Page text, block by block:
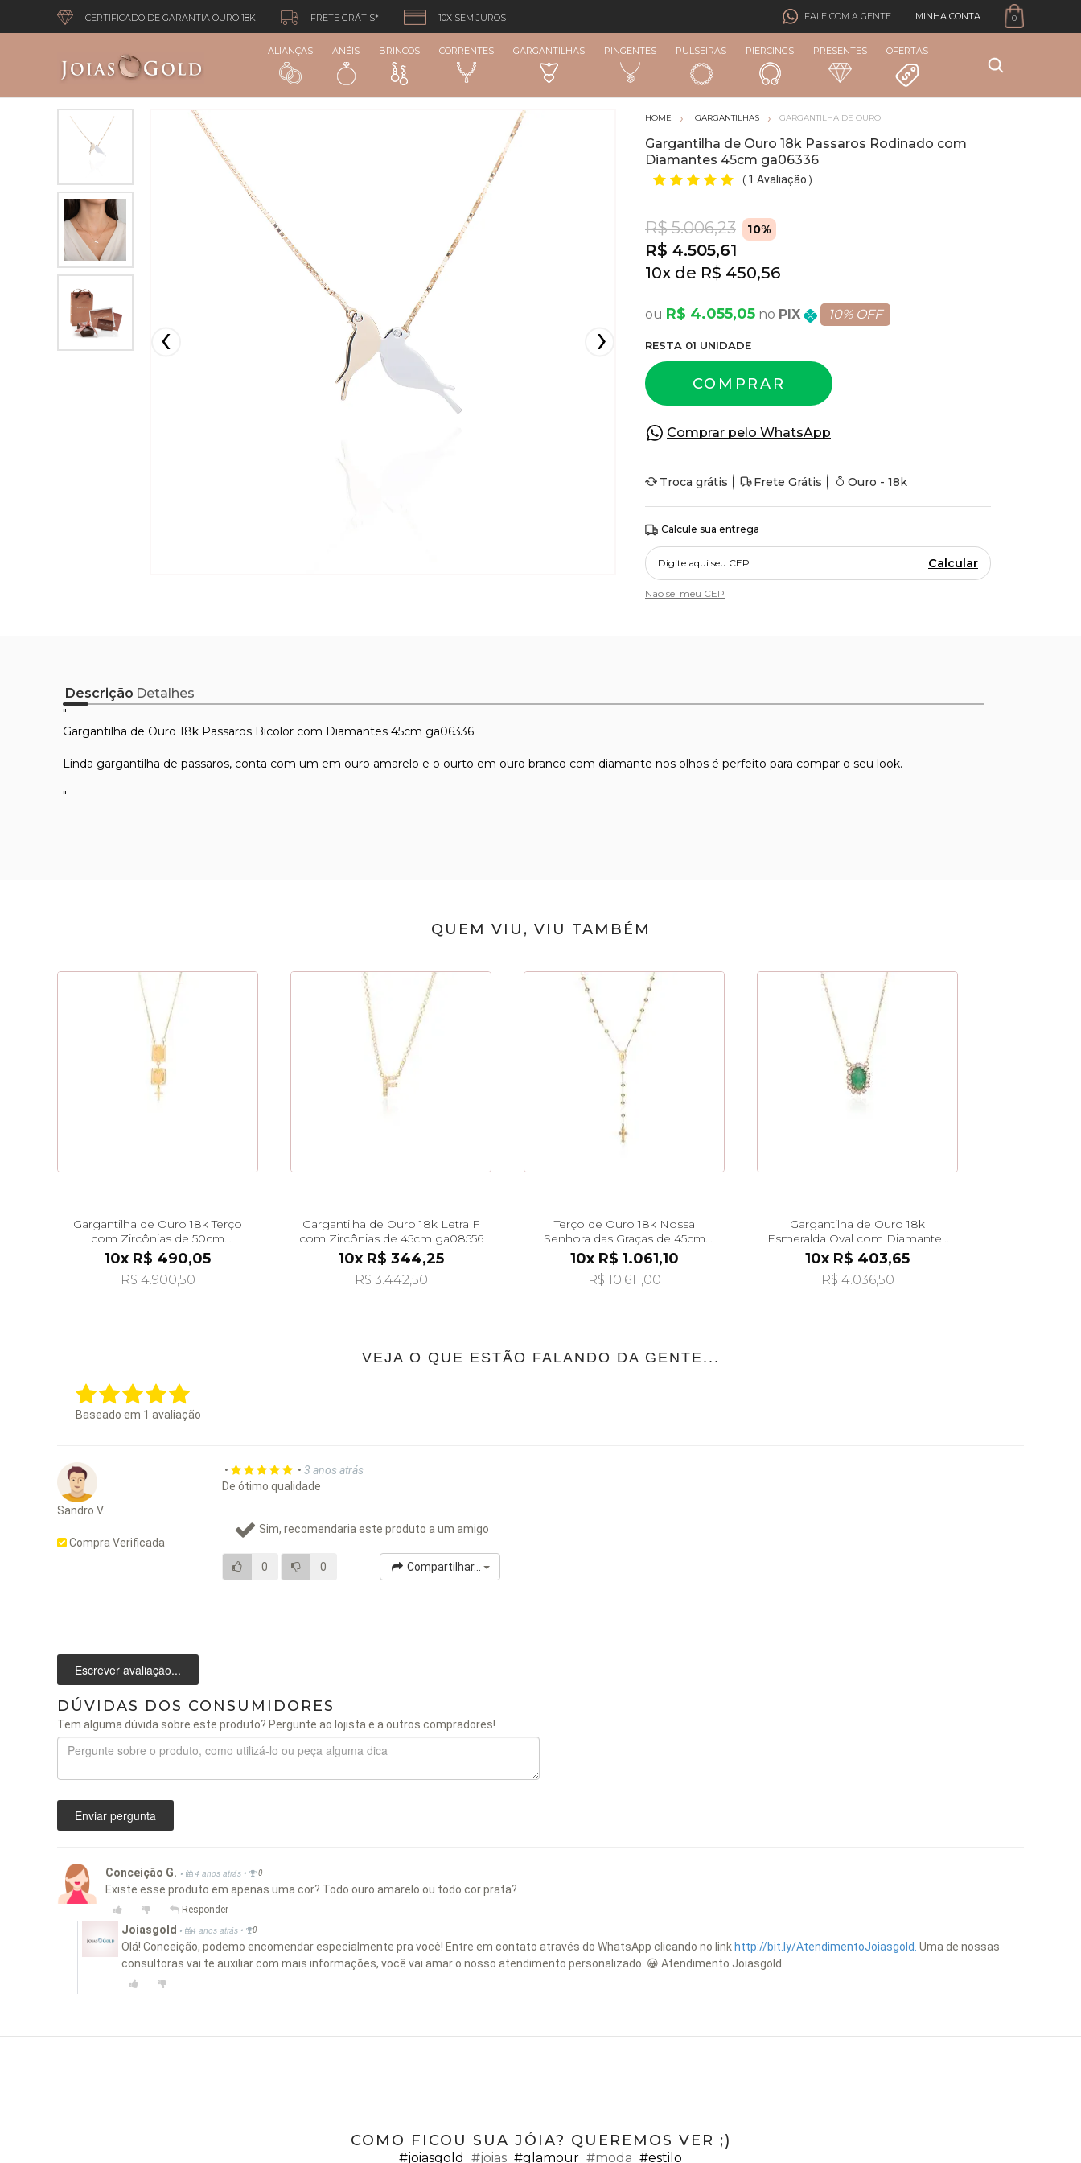
CERTIFICADO DE GARANTIA OURO 18K FRETE GRÁTIS* 10X SEM JUROS FALE COM A GENTE MINHA CONTA 0
ALIANÇAS ANÉIS BRINCOS CORRENTES GARGANTILHAS PINGENTES PULSEIRAS PIERCINGS PRESENTES OFERTAS
GARGANTILHAS GARGANTILHA DE OURO
Gargantilha de Ouro 18k Passaros Rodinado com
Diamantes 45cm ga06336
( 1 Avaliação )
R$ 5.006,23 10%
R$ 4.505,61
10x R$ 450,56
R$ 4.055,05 PIX 10% OFF
RESTA 01 UNIDADE
COMPRAR
Comprar pelo WhatsApp
Troca grátis Frete Grátis Ouro - 18k
Calcule sua entrega
Calcular
Não sei meu CEP
Descrição Detalhes
"
Gargantilha de Ouro 18k Passaros Bicolor com Diamantes 45cm ga06336
Linda gargantilha de passaros, conta com um em ouro amarelo e o ourto em ouro branco com diamante nos olhos é perfeito para compar o seu look.
"
QUEM VIU, VIU TAMBÉM
Gargantilha de Ouro 18k Terço
com Zircônias de 50cm
ga07989
10x R$ 490,05
R$ 4.900,50
Gargantilha de Ouro 18k Letra F
com Zircônias de 45cm ga08556
10x R$ 344,25
R$ 3.442,50
Terço de Ouro 18k Nossa
Senhora das Graças de 45cm
ga08621
10x R$ 1.061,10
R$ 10.611,00
Gargantilha de Ouro 18k
Esmeralda Oval com Diamantes
45cm ga08594
10x R$ 403,65
R$ 4.036,50
VEJA O QUE ESTÃO FALANDO DA GENTE...
Baseado em 1 avaliação
Sandro V.
Compra Verificada
• •3 anos atrás
De ótimo qualidade
Sim, recomendaria este produto a um amigo
0 0 Compartilhar...
Escrever avaliação...
DÚVIDAS DOS CONSUMIDORES
Tem alguma dúvida sobre este produto? Pergunte ao lojista e a outros compradores!
Enviar pergunta
Conceição G. • 4 anos atrás • 0
Existe esse produto em apenas uma cor? Todo ouro amarelo ou todo cor prata?
Responder
Joiasgold • 4 anos atrás • 0
Olá! Conceição, podemo encomendar especialmente pra você! Entre em contato através do WhatsApp clicando no link http://bit.ly/AtendimentoJoiasgold. Uma de nossas
consultoras vai te auxiliar com mais informações, você vai amar o nosso atendimento personalizado. 😀 Atendimento Joiasgold
COMO FICOU SUA JÓIA? QUEREMOS VER ;)
#joiasgold #joias #glamour #moda #estilo